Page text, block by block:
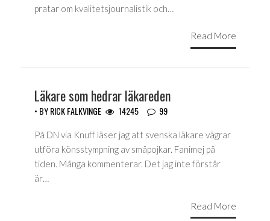
pratar om kvalitetsjournalistik och…
Read More
Läkare som hedrar läkareden
• BYRICK FALKVINGE 14245 99
På DN via Knuff läser jag att svenska läkare vägrar
utföra könsstympning av småpojkar. Fanimej på
tiden. Många kommenterar. Det jag inte förstår
är…
Read More